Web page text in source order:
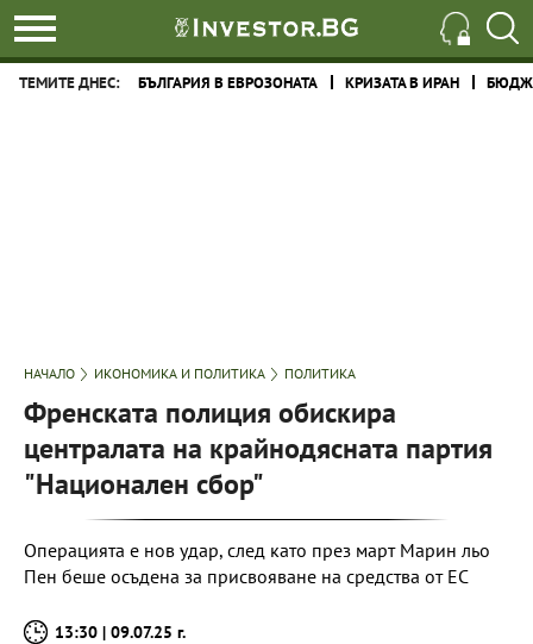
ТЕМИТЕ ДНЕС: БЪЛГАРИЯ В ЕВРОЗОНАТА КРИЗАТА В ИРАН
НАЧАЛО ИКОНОМИКА И ПОЛИТИКА ПОЛИТИКА
Френската полиция обискира
централата на крайнодясната партия
"Национален сбор"
Операцията е нов удар, след като през март Марин льо
Пен беше осъдена за присвояване на средства от ЕС
13:30 | 09.07.25 г.